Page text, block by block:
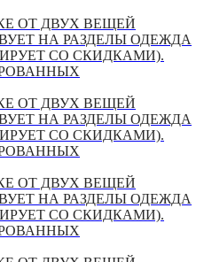
ОТ ДВУХ ВЕЩЕЙ
НА РАЗДЕЛЫ ОДЕЖДА
СО СКИДКАМИ).
ОТ ДВУХ ВЕЩЕЙ
НА РАЗДЕЛЫ ОДЕЖДА
СО СКИДКАМИ).
ОТ ДВУХ ВЕЩЕЙ
НА РАЗДЕЛЫ ОДЕЖДА
СО СКИДКАМИ).